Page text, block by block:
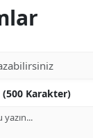
(500 Karakter)